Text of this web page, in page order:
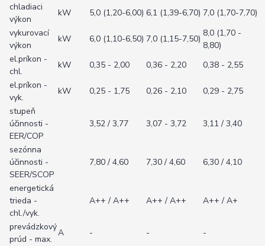
chladiaci
výkon
kW 5,0 (1,20-6,00) 6,1 (1,39-6,70) 7,0 (1,70-7,70)
vykurovací
výkon
kW 6,0 (1,10-6,50) 7,0 (1,15-7,50)
8,0 (1,70 -
8,80)
el.príkon -
chl.
kW 0,35 - 2,00 0,36 - 2,20
0,38 - 2,55
el.príkon -
vyk.
kW 0,25 - 1,75 0,26 - 2,10
0,29 - 2,75
stupeň
účinnosti -
EER/COP
3,52 / 3,77 3,07 - 3,72 3,11 / 3,40
sezónna
účinnosti -
SEER/SCOP
7,80 / 4,60 7,30 / 4,60 6,30 / 4,10
energetická
trieda -
chl./vyk.
A++ / A++ A++ / A++ A++ / A+
prevádzkový
prúd - max.
A - -
-